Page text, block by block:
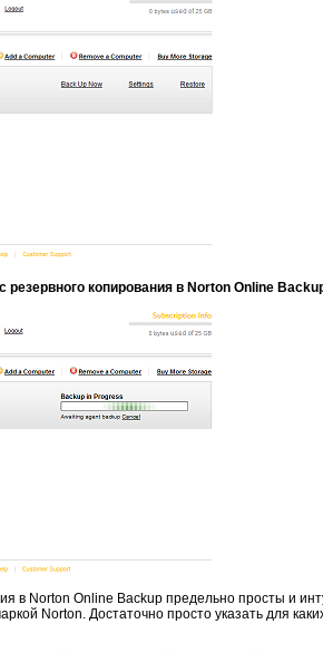
копирования в Norton Online
в Norton Online Backup предельно просты и
Norton. Достаточно просто указать для